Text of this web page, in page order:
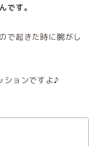
んです。
で起きた時に腕がし
ションですよ♪